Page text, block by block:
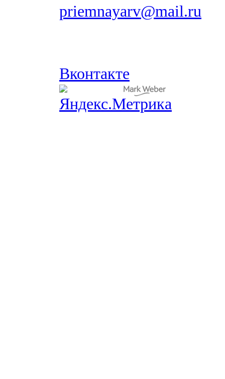
priemnayarv@mail.ru
Вконтакте